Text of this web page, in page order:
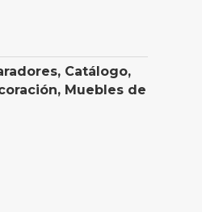
, Catálogo,
, Muebles de